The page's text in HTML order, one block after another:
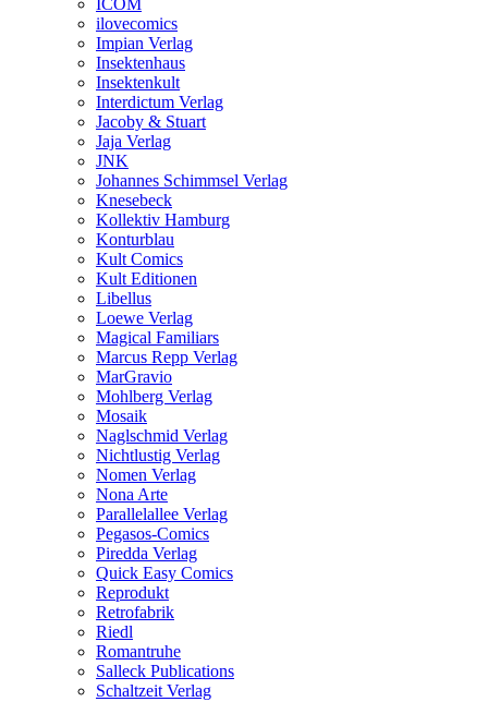
ICOM
ilovecomics
Impian Verlag
Insektenhaus
Insektenkult
Interdictum Verlag
Jacoby & Stuart
Jaja Verlag
JNK
Johannes Schimmsel Verlag
Knesebeck
Kollektiv Hamburg
Konturblau
Kult Comics
Kult Editionen
Libellus
Loewe Verlag
Magical Familiars
Marcus Repp Verlag
MarGravio
Mohlberg Verlag
Mosaik
Naglschmid Verlag
Nichtlustig Verlag
Nomen Verlag
Nona Arte
Parallelallee Verlag
Pegasos-Comics
Piredda Verlag
Quick Easy Comics
Reprodukt
Retrofabrik
Riedl
Romantruhe
Salleck Publications
Schaltzeit Verlag